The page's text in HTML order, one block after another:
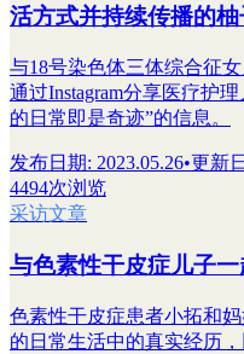
活方式并持续传播的
与18号染色体三体综合征
通过Instagram分享医疗护
的日常即是奇迹”的信息。
发布日期: 2023.05.26•更新
4494次浏览
采访文章
与色素性干皮症儿子
色素性干皮症患者小拓和
的日常生活中的真实经历